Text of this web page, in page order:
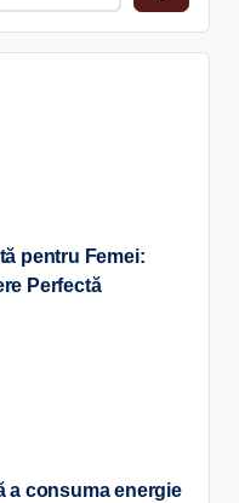
pentru Femei:
Perfectă
a consuma energie